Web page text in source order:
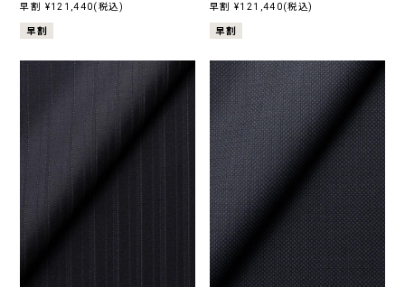
早割 ¥121,440(税込)
早割
早割 ¥121,440(税込)
早割